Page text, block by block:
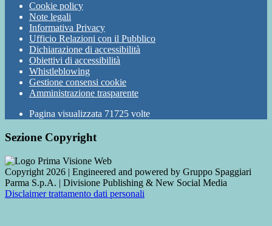
Cookie policy
Note legali
Informativa Privacy
Ufficio Relazioni con il Pubblico
Dichiarazione di accessibilità
Obiettivi di accessibilità
Whistleblowing
Gestione consensi cookie
Amministrazione trasparente
Pagina visualizzata 71725 volte
Sezione Copyright
Copyright 2026 | Engineered and powered by Gruppo Spaggiari
Parma S.p.A. | Divisione Publishing & New Social Media
Disclaimer trattamento dati personali